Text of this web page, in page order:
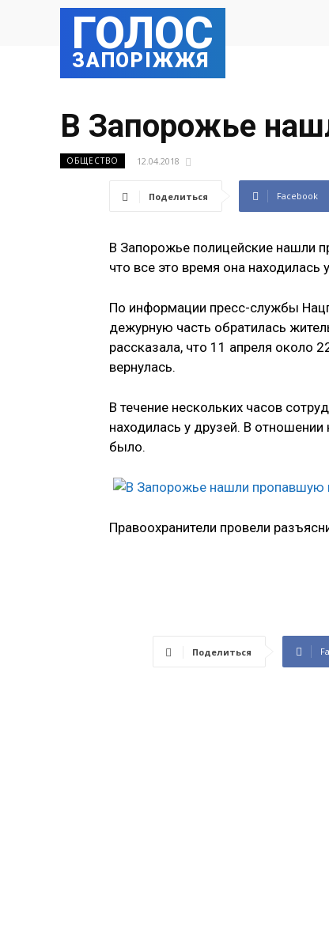
ГОЛОС
ЗАПОРІЖЖЯ
В Запорожье
ОБЩЕСТВО 12.04.2018
Поделиться Facebook
В Запорожье полицейские нашли
что все это время она находилась
По информации пресс-службы
дежурную часть обратилась
рассказала, что 11 апреля около
вернулась.
В течение нескольких часов
находилась у друзей. В
было.
Правоохранители провели
Поделиться